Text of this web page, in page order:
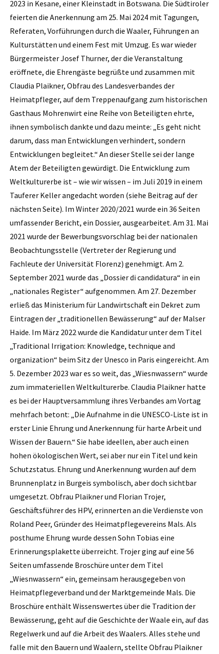
2023 in Kesane, einer Kleinstadt in Botswana. Die Südtiroler
feierten die Anerkennung am 25. Mai 2024 mit Tagungen,
Referaten, Vorführungen durch die Waaler, Führungen an
Kulturstätten und einem Fest mit Umzug. Es war wieder
Bürgermeister Josef Thurner, der die Veranstaltung
eröffnete, die Ehrengäste begrüßte und zusammen mit
Claudia Plaikner, Obfrau des Landesverbandes der
Heimatpfleger, auf dem Treppenaufgang zum historischen
Gasthaus Mohrenwirt eine Reihe von Beteiligten ehrte,
ihnen symbolisch dankte und dazu meinte: „Es geht nicht
darum, dass man Entwicklungen verhindert, sondern
Entwicklungen begleitet.“ An dieser Stelle sei der lange
Atem der Beteiligten gewürdigt. Die Entwicklung zum
Weltkulturerbe ist – wie wir wissen – im Juli 2019 in einem
Tauferer Keller angedacht worden (siehe Beitrag auf der
nächsten Seite). Im Winter 2020/2021 wurde ein 36 Seiten
umfassender Bericht, ein Dossier, ausgearbeitet. Am 31. Mai
2021 wurde der Bewerbungsvorschlag bei der nationalen
Beobachtungsstelle (Vertreter der Regierung und
Fachleute der Universität Florenz) genehmigt. Am 2.
September 2021 wurde das „Dossier di candidatura“ in ein
„nationales Register“ aufgenommen. Am 27. Dezember
erließ das Ministerium für Landwirtschaft ein Dekret zum
Eintragen der „traditionellen Bewässerung“ auf der Malser
Haide. Im März 2022 wurde die Kandidatur unter dem Titel
„Traditional Irrigation: Knowledge, technique and
organization“ beim Sitz der Unesco in Paris eingereicht. Am
5. Dezember 2023 war es so weit, das „Wiesnwassern“ wurde
zum immateriellen Weltkulturerbe. Claudia Plaikner hatte
es bei der Hauptversammlung ihres Verbandes am Vortag
mehrfach betont: „Die Aufnahme in die UNESCO-Liste ist in
erster Linie Ehrung und Anerkennung für harte Arbeit und
Wissen der Bauern.“ Sie habe ideellen, aber auch einen
hohen ökologischen Wert, sei aber nur ein Titel und kein
Schutzstatus. Ehrung und Anerkennung wurden auf dem
Brunnenplatz in Burgeis symbolisch, aber doch sichtbar
umgesetzt. Obfrau Plaikner und Florian Trojer,
Geschäftsführer des HPV, erinnerten an die Verdienste von
Roland Peer, Gründer des Heimatpflegevereins Mals. Als
posthume Ehrung wurde dessen Sohn Tobias eine
Erinnerungsplakette überreicht. Trojer ging auf eine 56
Seiten umfassende Broschüre unter dem Titel
„Wiesnwassern“ ein, gemeinsam herausgegeben von
Heimatpflegeverband und der Marktgemeinde Mals. Die
Broschüre enthält Wissenswertes über die Tradition der
Bewässerung, geht auf die Geschichte der Waale ein, auf das
Regelwerk und auf die Arbeit des Waalers. Alles stehe und
falle mit den Bauern und Waalern, stellte Obfrau Plaikner